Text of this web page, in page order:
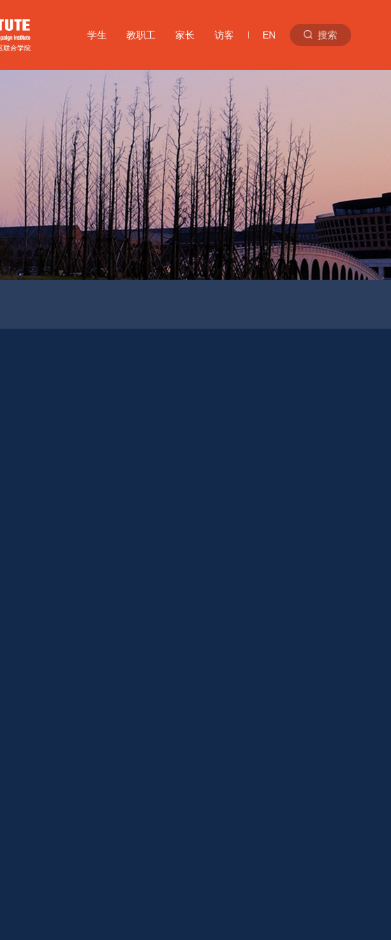
学生 教职工 家长 访客 EN 搜索